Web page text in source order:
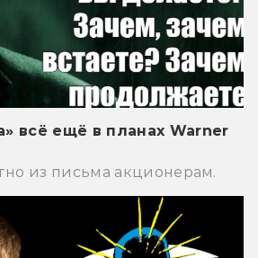
всё ещё в планах Warner
из письма акционерам.